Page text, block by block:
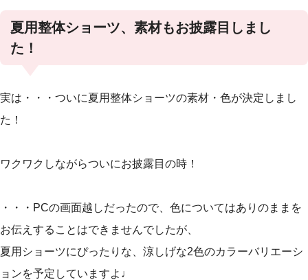
夏用整体ショーツ、素材もお披露目しまし
た！
実は・・・ついに夏用整体ショーツの素材・色が決定しまし
た！
ワクワクしながらついにお披露目の時！
・・・PCの画面越しだったので、色についてはありのままを
お伝えすることはできませんでしたが、
夏用ショーツにぴったりな、涼しげな2色のカラーバリエーシ
ョンを予定していますよ♩